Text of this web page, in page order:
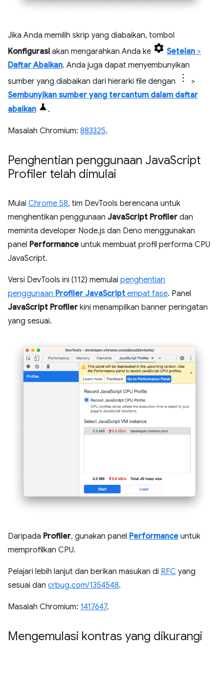
Jika Anda memilih skrip yang diabaikan, tombol
Konfigurasi akan mengarahkan Anda ke Setelan >
Daftar Abaikan. Anda juga dapat menyembunyikan
sumber yang diabaikan dari hierarki file dengan
>
Sembunyikan sumber yang tercantum dalam daftar
abaikan
.
Masalah Chromium: 883325.
Penghentian penggunaan JavaScript
Profiler telah dimulai
Mulai Chrome 58, tim DevTools berencana untuk
menghentikan penggunaan JavaScript Profiler dan
meminta developer Node.js dan Deno menggunakan
panel Performance untuk membuat profil performa CPU
JavaScript.
Versi DevTools ini (112) memulai penghentian
penggunaan Profiler JavaScript empat fase. Panel
JavaScript Profiler kini menampilkan banner peringatan
yang sesuai.
Daripada Profiler, gunakan panel Performance untuk
memprofilkan CPU.
Pelajari lebih lanjut dan berikan masukan di RFC yang
sesuai dan crbug.com/1354548.
Masalah Chromium: 1417647.
Mengemulasi kontras yang dikurangi